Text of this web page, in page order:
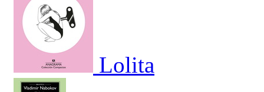
Lolita